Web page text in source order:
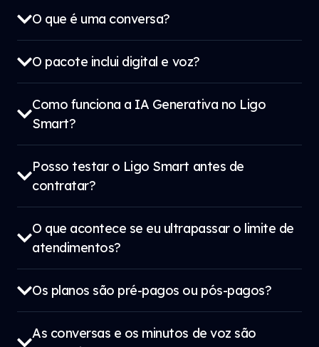
O que é uma conversa?
O pacote inclui digital e voz?
Como funciona a IA Generativa no Ligo
Smart?
Posso testar o Ligo Smart antes de
contratar?
O que acontece se eu ultrapassar o limite de
atendimentos?
Os planos são pré-pagos ou pós-pagos?
As conversas e os minutos de voz são